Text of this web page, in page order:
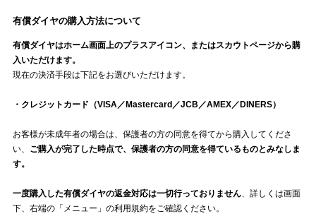
有償ダイヤの購入方法について
有償ダイヤはホーム画面上のプラスアイコン、またはスカウトページから購
入いただけます。
現在の決済手段は下記をお選びいただけます。
・クレジットカード（VISA／Mastercard／JCB／AMEX／DINERS）
お客様が未成年者の場合は、保護者の方の同意を得てから購入してくださ
い、 ご購入が完了した時点で、保護者の方の同意を得ているものとみなしま
す。
一度購入した有償ダイヤの返金対応は一切行っておりません、詳しくは画面
下、右端の「メニュー」の利用規約をご確認ください。